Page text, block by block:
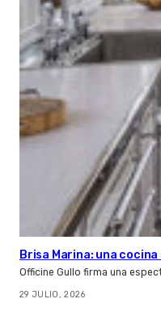
Brisa Marina: una
Officine Gullo firma una
29 JULIO, 2026